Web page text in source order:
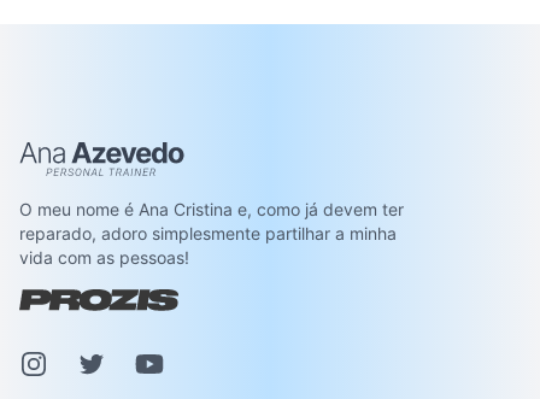
Ana Azevedo
O meu nome é Ana Cristina e, como já devem ter
reparado, adoro simplesmente partilhar a minha
vida com as pessoas!
InstagramPinterestYoutube